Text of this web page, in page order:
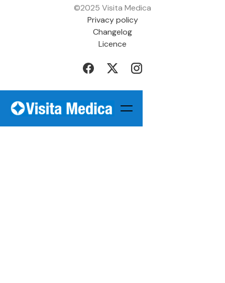
©2025 Visita Medica
Privacy policy
Changelog
Licence